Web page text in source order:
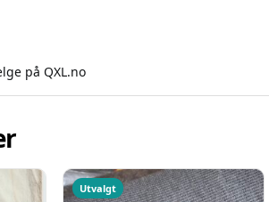
på QXL.no
Utvalgt